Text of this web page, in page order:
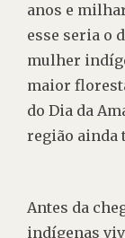
anos e
esse seria o
mulher
maior
do Dia da
região ainda
Antes da
indígenas